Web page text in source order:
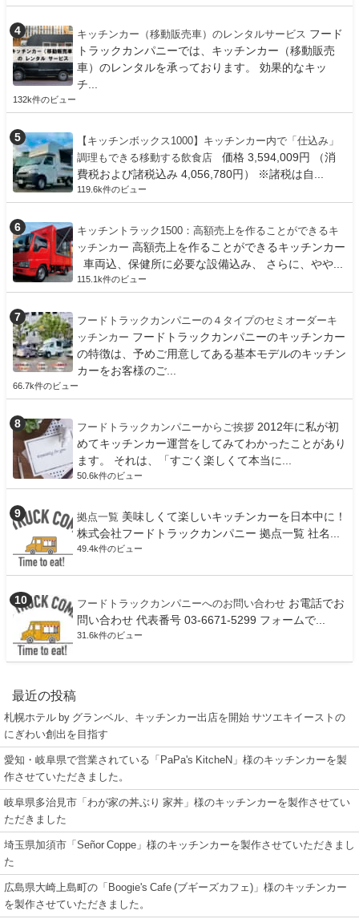
キッチンカー（移動販売車）のレンタルサービス フード
トラックカンパニーでは、キッチンカー（移動販売
車）のレンタルを承っております。 効果的なキッ
チ...
132k件のビュー
【キッチンボックス1000】キッチンカー内で「仕込み」
調理もできる移動する飲食店
価格 3,594,009円 （消
費税および諸税込み 4,056,780円） ※諸税は自...
119.6k件のビュー
キッチントラック1500：高額売上を作ることができるキ
ッチンカー 高額売上を作ることができるキッチンカー
車両込、保健所に必要な設備込み、 さらに、やや...
115.1k件のビュー
フードトラックカンパニーの４タイプのセミオーダーキ
ッチンカー フードトラックカンパニーのキッチンカー
の特徴は、予めご用意してある基本モデルのキッチン
カーをお客様のご...
66.7k件のビュー
フードトラックカンパニーからご挨拶 2012年に私が初
めてキッチンカー運営をしてみてわかったことがあり
ます。 それは、「すごく楽しくて本当に...
50.6k件のビュー
拠点一覧 美味しくて楽しいキッチンカーを日本中に！
株式会社フードトラックカンパニー 拠点一覧 社名...
49.4k件のビュー
フードトラックカンパニーへのお問い合わせ お電話でお
問い合わせ 代表番号 03-6671-5299 フォームで...
31.6k件のビュー
最近の投稿
札幌ホテル by グランベル、キッチンカー出店を開始 サツエキイーストの
にぎわい創出を目指す
愛知・岐阜県で営業されている「PaPa's KitcheN」様のキッチンカーを製
作させていただきました。
岐阜県多治見市「わが家の丼ぶり 家丼」様のキッチンカーを製作させてい
ただきました
埼玉県加須市「Señor Coppe」様のキッチンカーを製作させていただきまし
た
広島県大崎上島町の「Boogie's Cafe (ブギーズカフェ)」様のキッチンカー
を製作させていただきました。